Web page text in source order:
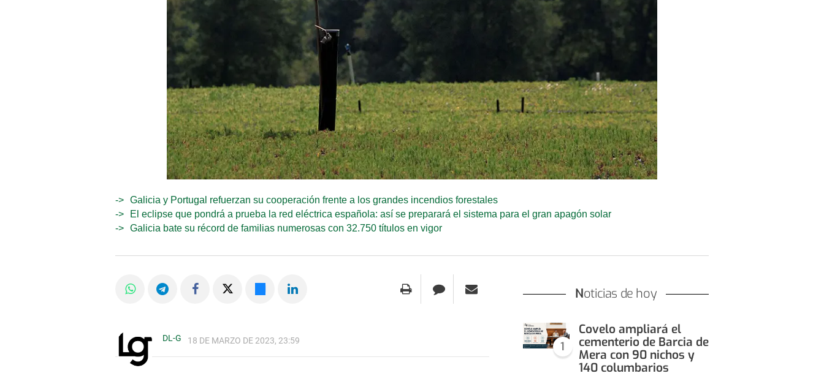
Galicia y Portugal refuerzan su cooperación frente a los grandes incendios forestales
El eclipse que pondrá a prueba la red eléctrica española: así se preparará el sistema para el gran apagón solar
Galicia bate su récord de familias numerosas con 32.750 títulos en vigor
DL-G 18 DE MARZO DE 2023, 23:59
Noticias de hoy
1
Covelo ampliará el
cementerio de Barcia de
Mera con 90 nichos y
140 columbarios